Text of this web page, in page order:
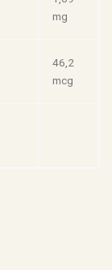
mg
46,2
mcg